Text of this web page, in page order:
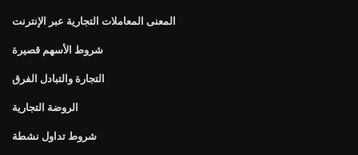
المعنى المعاملات التجارية عبر الإنترنت
شروط الأسهم قصيرة
التجارة والتبادل الفرق
الروضة التجارية
شروط تداول نشطة